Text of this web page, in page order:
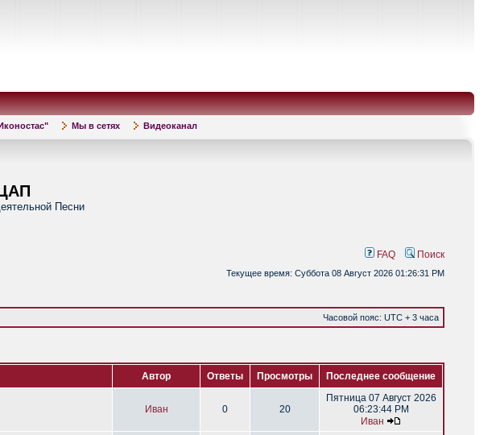
Мы в сетях Видеоканал
Песни
FAQ Поиск
Текущее время: Суббота 08 Август 2026 01:26:31 PM
Часовой пояс: UTC + 3 часа
Автор Ответы Просмотры Последнее сообщение
Иван 0 20
Пятница 07 Август 2026
06:23:44 PM
Иван